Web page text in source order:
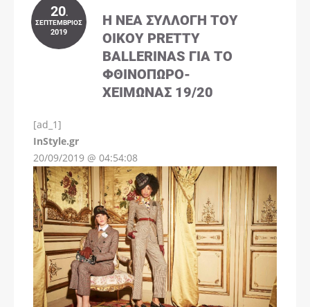
20.
ΣΕΠΤΈΜΒΡΙΟΣ
2019
Η ΝΈΑ ΣΥΛΛΟΓΉ ΤΟΥ
ΟΊΚΟΥ PRETTY
BALLERINAS ΓΙΑ ΤΟ
ΦΘΙΝΌΠΩΡΟ-
ΧΕΙΜΏΝΑΣ 19/20
[ad_1]
InStyle.gr
20/09/2019 @ 04:54:08